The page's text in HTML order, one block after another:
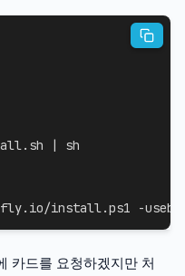
sh
install.ps1 -useb
카드를 요청하겠지만 처